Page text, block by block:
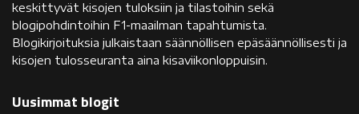
keskittyvät kisojen tuloksiin ja tilastoihin sekä
blogipohdintoihin F1-maailman tapahtumista.
Blogikirjoituksia julkaistaan säännöllisen epäsäännöllisesti ja
kisojen tulosseuranta aina kisaviikonloppuisin.
Uusimmat blogit